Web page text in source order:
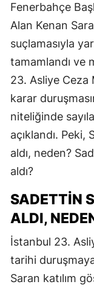
Fenerbahçe
Alan Kenan
suçlamasıyla
tamamlandı ve
23. Asliye Ceza
karar
niteliğinde
açıklandı. Peki,
aldı, neden?
aldı?
SADETTIN
ALDI,
İstanbul 23.
tarihi
Saran katılım